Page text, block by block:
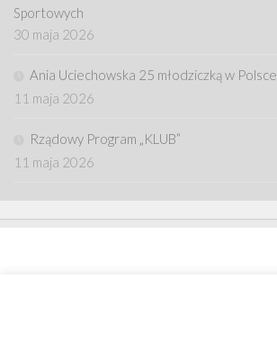
Sportowych
30 maja 2026
Ania Uciechowska 25 młodziczką w Polsce
11 maja 2026
Rządowy Program „KLUB”
11 maja 2026